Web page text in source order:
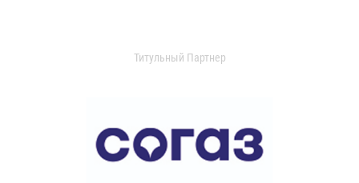
Титульный Партнер